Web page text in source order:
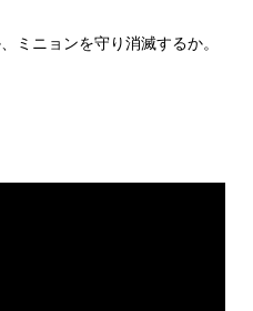
ミニョンを守り消滅するか。